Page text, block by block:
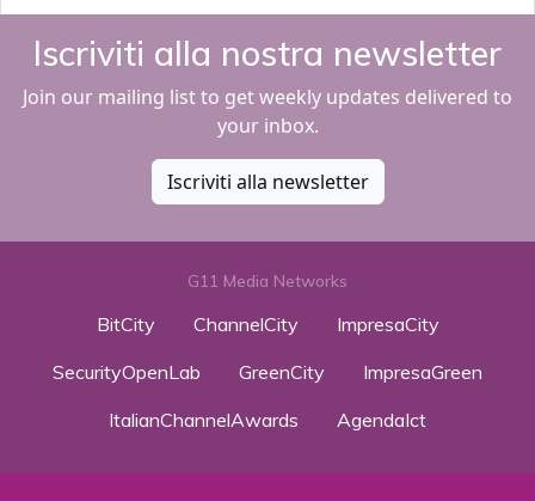
Iscriviti alla nostra newsletter
Join our mailing list to get weekly updates delivered to
your inbox.
Iscriviti alla newsletter
G11 Media Networks
BitCity ChannelCity
ImpresaCity
SecurityOpenLab
GreenCity
ImpresaGreen
ItalianChannelAwards
AgendaIct